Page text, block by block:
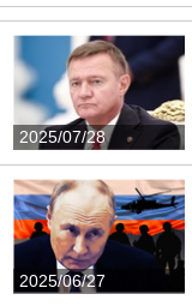
2025/07/28
2025/06/27